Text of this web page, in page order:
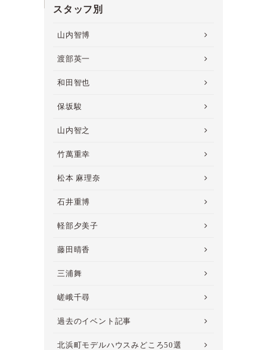
スタッフ別
山内智博
渡部英一
和田智也
保坂駿
山内智之
竹萬重幸
松本 麻理奈
石井重博
軽部夕美子
藤田晴香
三浦舞
嵯峨千尋
過去のイベント記事
北浜町モデルハウスみどころ50選